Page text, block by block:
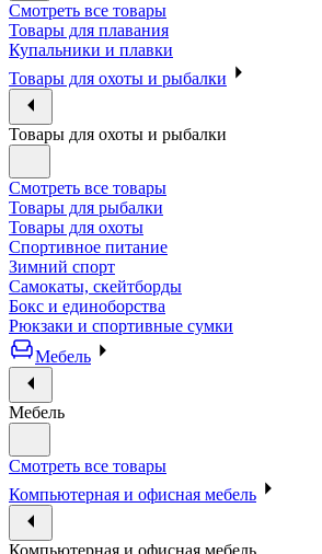
Смотреть все товары
Товары для плавания
Купальники и плавки
Товары для охоты и рыбалки
Товары для охоты и рыбалки
Смотреть все товары
Товары для рыбалки
Товары для охоты
Спортивное питание
Зимний спорт
Самокаты, скейтборды
Бокс и единоборства
Рюкзаки и спортивные сумки
Мебель
Мебель
Смотреть все товары
Компьютерная и офисная мебель